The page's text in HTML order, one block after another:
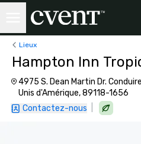
Lieux
Hampton Inn
4975 S. Dean Martin Dr.
Unis d'Amérique, 89118-1656
Contactez-nous